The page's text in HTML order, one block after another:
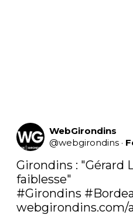
WebGirondins
@webgirondins ·
Girondins : "Gérard
#Girondins
webgirondins.com/